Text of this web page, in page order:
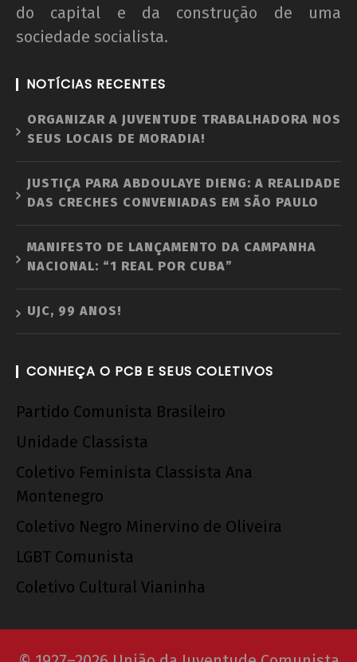
do capital e da construção de uma
sociedade socialista.
NOTÍCIAS RECENTES
ORGANIZAR A JUVENTUDE TRABALHADORA NOS
SEUS LOCAIS DE MORADIA!
JUSTIÇA PARA ABDOULAYE DIENG: A REALIDADE
DAS CRECHES CONVENIADAS EM SÃO PAULO
MANIFESTO DE LANÇAMENTO DA CAMPANHA
NACIONAL: “1 REAL POR CUBA”
UJC, 99 ANOS!
CONHEÇA O PCB E SEUS COLETIVOS
Partido Comunista Brasileiro
Unidade Classista
Coletivo Feminista Classista Ana
Montenegro
Coletivo Negro Minervino de Oliveira
LGBT Comunista
Coletivo Cultural Vianinha